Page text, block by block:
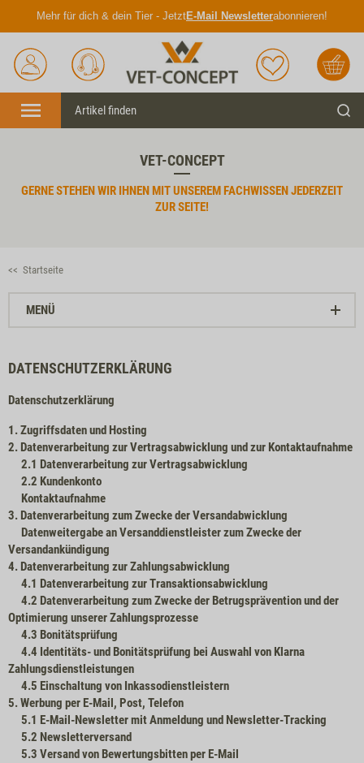
Mehr für dich & dein Tier - JetztE-Mail Newsletterabonnieren!
Anmelden
Unser
Service
Merkliste Warenkorb
Menü
VET-CONCEPT
GERNE STEHEN WIR IHNEN MIT UNSEREM FACHWISSENJEDERZEIT
ZUR SEITE!
<< Startseite
MENÜ
DATENSCHUTZERKLÄRUNG
Datenschutzerklärung
1.Zugriffsdaten und Hosting
2. Datenverarbeitung zur Vertragsabwicklung und zur Kontaktaufnahme
2.1 Datenverarbeitung zur Vertragsabwicklung
2.2 Kundenkonto
Kontaktaufnahme
3. Datenverarbeitung zum Zwecke der Versandabwicklung
Datenweitergabe an Versanddienstleister zum Zwecke der
Versandankündigung
4. Datenverarbeitung zur Zahlungsabwicklung
4.1 Datenverarbeitung zur Transaktionsabwicklung
4.2 Datenverarbeitung zum Zwecke der Betrugsprävention und der
Optimierung unserer Zahlungsprozesse
4.3 Bonitätsprüfung
4.4 Identitäts- und Bonitätsprüfung bei Auswahl von Klarna
Zahlungsdienstleistungen
4.5 Einschaltung von Inkassodienstleistern
5.Werbung per E-Mail, Post, Telefon
5.1 E-Mail-Newsletter mit Anmeldung und Newsletter-Tracking
5.2 Newsletterversand
5.3 Versand von Bewertungsbitten per E-Mail